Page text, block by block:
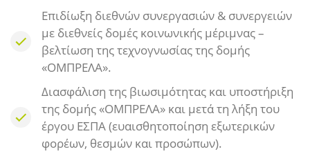
Επιδίωξη διεθνών συνεργασιών & συνεργειών
με διεθνείς δομές κοινωνικής μέριμνας –
βελτίωση της τεχνογνωσίας της δομής
«ΟΜΠΡΕΛΑ».
Διασφάλιση της βιωσιμότητας και υποστήριξη
της δομής «ΟΜΠΡΕΛΑ» και μετά τη λήξη του
έργου ΕΣΠΑ (ευαισθητοποίηση εξωτερικών
φορέων, θεσμών και προσώπων).